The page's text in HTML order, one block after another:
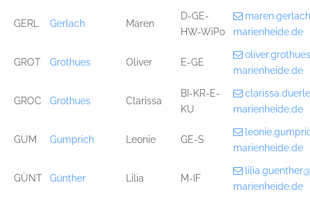
GERL Gerlach Maren
D-GE-
HW-WiPo
marienheide.de
GROT Grothues Oliver E-GE
marienheide.de
GROC Grothues Clarissa
BI-KR-E-
KU
marienheide.de
GUM Gumprich Leonie GE-S
marienheide.de
GÜNT Günther Lilia M-IF
marienheide.de